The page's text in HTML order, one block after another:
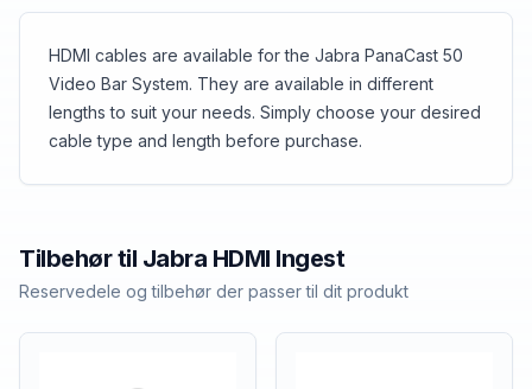
HDMI cables are available for the Jabra PanaCast 50
Video Bar System. They are available in different
lengths to suit your needs. Simply choose your desired
cable type and length before purchase.
Tilbehør til Jabra HDMI Ingest
Reservedele og tilbehør der passer til dit produkt